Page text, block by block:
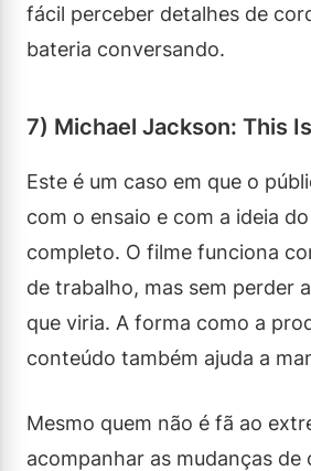
fácil perceber detalhes de
bateria conversando.
7) Michael Jackson: This
Este é um caso em que o
com o ensaio e com a ideia
completo. O filme funciona
de trabalho, mas sem perder
que viria. A forma como a
conteúdo também ajuda a
Mesmo quem não é fã ao
acompanhar as mudanças de